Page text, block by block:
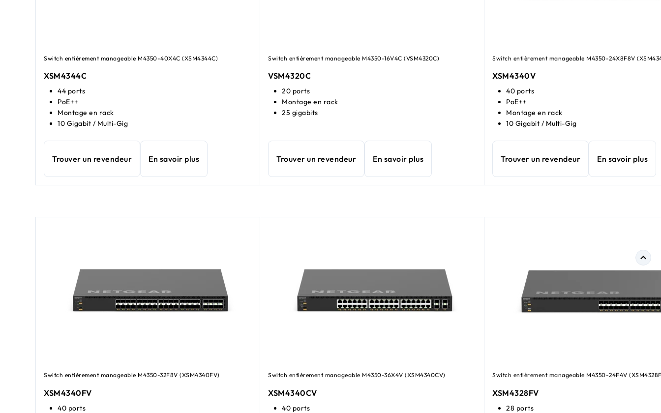
Switch entièrement manageable M4350-40X4C (XSM4344C)
XSM4344C​​
44 ports
PoE++
Montage en rack
10 Gigabit / Multi-Gig
Trouver un revendeur En savoir plus
Switch entièrement manageable M4350-16V4C (VSM4320C)
VSM4320C​​
20 ports
Montage en rack
25 gigabits
Trouver un revendeur En savoir plus
Switch entièrement manageable M4350-24X8F8V
XSM4340V​​
40 ports
PoE++
Montage en rack
10 Gigabit / Multi-Gig
Trouver un revendeur En savoir plus
Switch entièrement manageable M4350-32F8V (XSM4340FV)
XSM4340FV​​
40 ports
Switch entièrement manageable M4350-36X4V (XSM4340CV)
XSM4340CV​​
40 ports
Switch entièrement manageable M4350-24F4V
XSM4328FV
28 ports